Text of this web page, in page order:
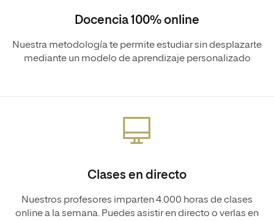
Docencia 100% online
Nuestra metodología te permite estudiar sin desplazarte
mediante un modelo de aprendizaje personalizado
Clases en directo
Nuestros profesores imparten 4.000 horas de clases
online a la semana. Puedes asistir en directo o verlas en